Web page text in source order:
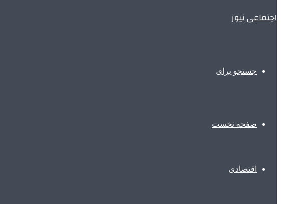
اجتماعی نیوز
جستجو برای
صفحه نخست
اقتصادی